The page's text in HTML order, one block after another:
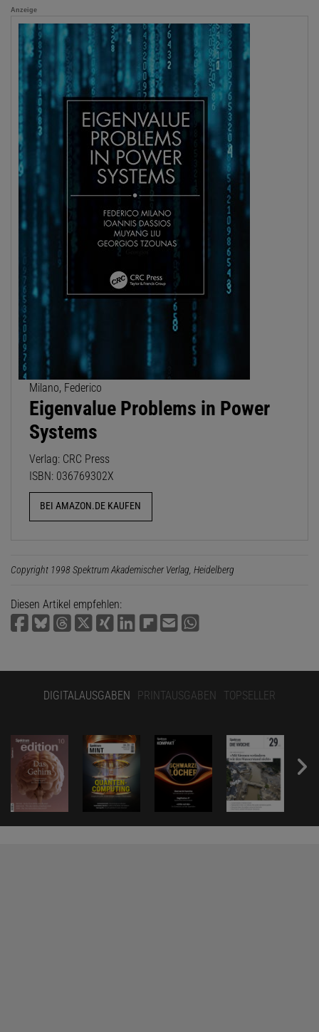
Anzeige
Milano, Federico
Eigenvalue Problems in Power
Systems
Verlag: CRC Press
ISBN: 036769302X
BEI AMAZON.DE KAUFEN
Copyright 1998 Spektrum Akademischer Verlag, Heidelberg
Diesen Artikel empfehlen:
DIGITALAUSGABEN PRINTAUSGABEN TOPSELLER